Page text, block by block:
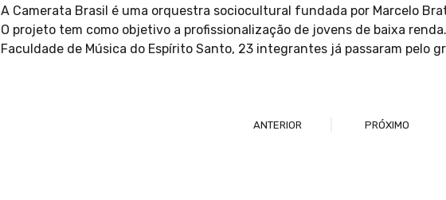
A Camerata Brasil é uma orquestra sociocultural fundada por Marcelo
O projeto tem como objetivo a profissionalização de jovens de baixa
Faculdade de Música do Espírito Santo, 23 integrantes já passaram pelo
ANTERIOR PRÓXIMO